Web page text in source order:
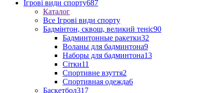
Ігрові види спорту687
Каталог
Все Ігрові види спорту
Бадмінтон, сквош, великий теніс90
Бадминтонные ракетки32
Воланы для бадминтона9
Наборы для бадминтона13
Сітки11
Спортивне взуття2
Спортивная одежда6
Баскетбол317